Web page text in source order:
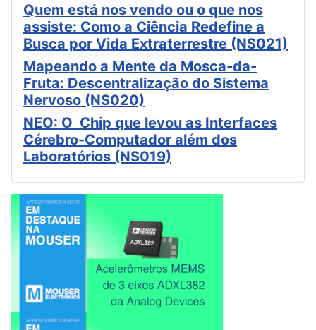
Quem está nos vendo ou o que nos
assiste: Como a Ciência Redefine a
Busca por Vida Extraterrestre (NS021)
Mapeando a Mente da Mosca-da-
Fruta: Descentralização do Sistema
Nervoso (NS020)
NEO: O Chip que levou as Interfaces
Cérebro-Computador além dos
Laboratórios (NS019)